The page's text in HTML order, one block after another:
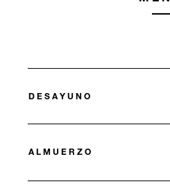
DESAYUNO
ALMUERZO